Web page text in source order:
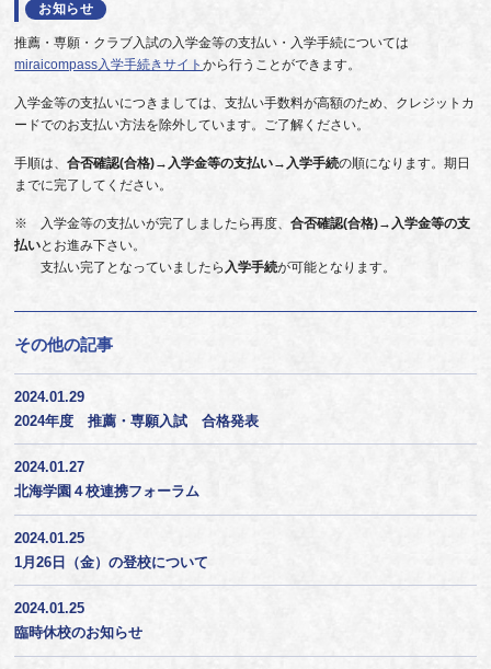
お知らせ
推薦・専願・クラブ入試の入学金等の支払い・入学手続については
miraicompass入学手続きサイトから行うことができます。
入学金等の支払いにつきましては、支払い手数料が高額のため、クレジットカ
ードでのお支払い方法を除外しています。ご了解ください。
手順は、合否確認(合格)→ 入学金等の支払い→ 入学手続の順になります。期日
までに完了してください。
※ 入学金等の支払いが完了しましたら再度、合否確認(合格)→ 入学金等の支
払いとお進み下さい。
支払い完了となっていましたら 入学手続が可能となります。
その他の記事
2024.01.29
2024年度 推薦・専願入試 合格発表
2024.01.27
北海学園４校連携フォーラム
2024.01.25
1月26日（金）の登校について
2024.01.25
臨時休校のお知らせ